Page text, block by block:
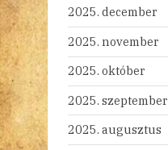
2025. december
2025. november
2025. október
2025. szeptember
2025. augusztus